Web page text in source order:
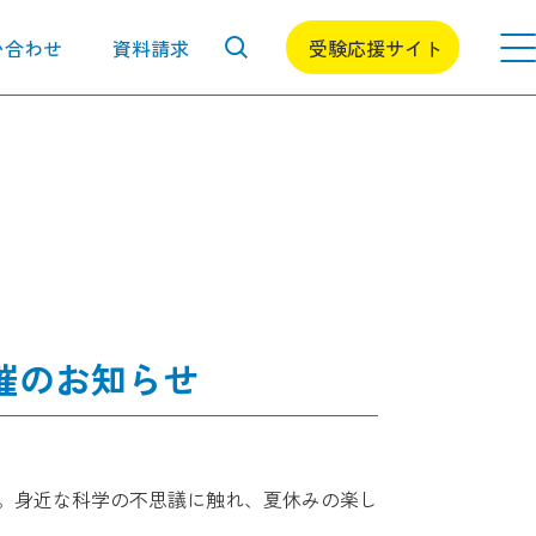
わせ 資料請求 受験応援サイト
のお知らせ
近な科学の不思議に触れ、夏休みの楽し